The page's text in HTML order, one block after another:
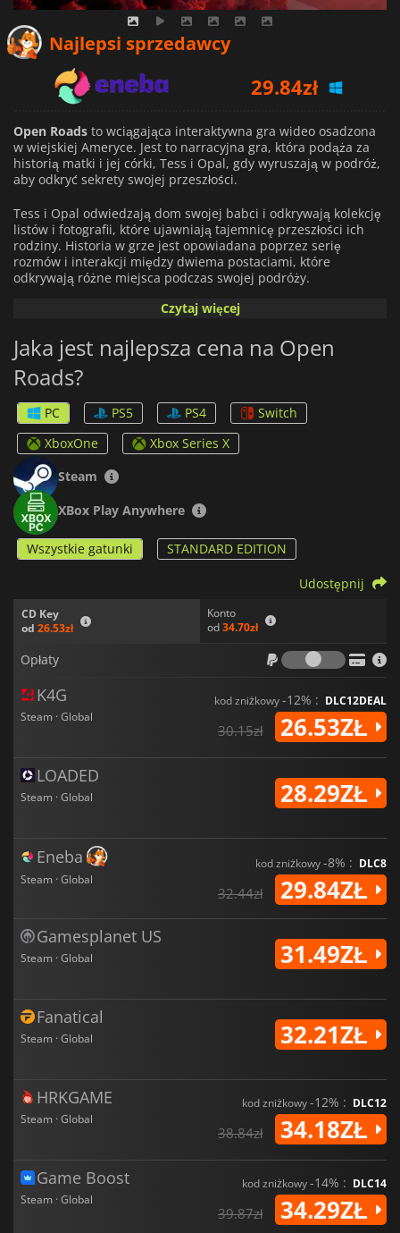
Najlepsi sprzedawcy
34.34zł
34.36zł
Open Roads to wciągająca interaktywna gra wideo osadzona
w wiejskiej Ameryce. Jest to narracyjna gra, która podąża za
historią matki i jej córki, Tess i Opal, gdy wyruszają w podróż,
aby odkryć sekrety swojej przeszłości.
Tess i Opal odwiedzają dom swojej babci i odkrywają kolekcję
listów i fotografii, które ujawniają tajemnicę przeszłości ich
rodziny. Historia w grze jest opowiadana poprzez serię
rozmów i interakcji między dwiema postaciami, które
odkrywają różne miejsca podczas swojej podróży.
Grafika gry jest oszałamiająca, a dbałość o szczegóły jest
ścieżka dźwiękowa gry doskonale uzupełnia atmosferę gry.
Mechanika gry jest prosta i intuicyjna, pozwalając graczom
skupić się na fabule i postaciach.
Open Roads
zawiera w sobie obiekty z prawdziwego świata.
Gracze mogą wchodzić w interakcje z obiektami w świecie gry,
takimi jak listy, zdjęcia i inne przedmioty, które zapewniają
lepszy wgląd w historię i postacie.
Czytaj więcej
Jaka jest najlepsza cena na Open
Roads?
PC PS5 PS4
Switch
XboxOne
Xbox Series X
Steam
XBox Play Anywhere
Wszystkie gatunki STANDARD EDITION
CD Key
od 26.53zł
Konto
od34.70zł
Udostępnij
Opłaty
Opłaty
K4G
Steam · Global
kod zniżkowy-12% : DLC12DEAL
30.15zł 26.53ZŁ
LOADED
Steam · Global 28.29ZŁ
Eneba
Steam · Global
kod zniżkowy-8% : DLC8
32.44zł 29.84ZŁ
Gamesplanet US
Steam · Global 31.49ZŁ
Fanatical
Steam · Global 32.21ZŁ
HRKGAME
Steam · Global
kod zniżkowy-12% : DLC12
38.84zł 34.18ZŁ
Game Boost
Steam · Global
kod zniżkowy-14% : DLC14
39.87zł 34.29ZŁ